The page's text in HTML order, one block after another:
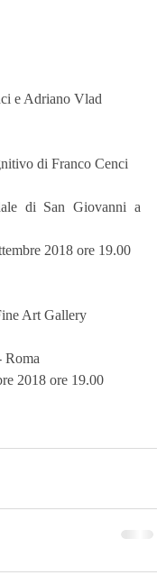
e Adriano Vlad
di Franco Cenci
di San Giovanni a
2018 ore 19.00
Art Gallery
Roma
2018 ore 19.00